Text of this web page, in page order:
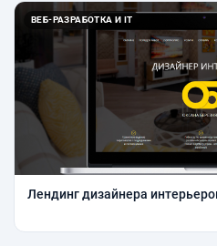
ВЕБ-РАЗРАБОТКА И IT
Лендинг дизайнера